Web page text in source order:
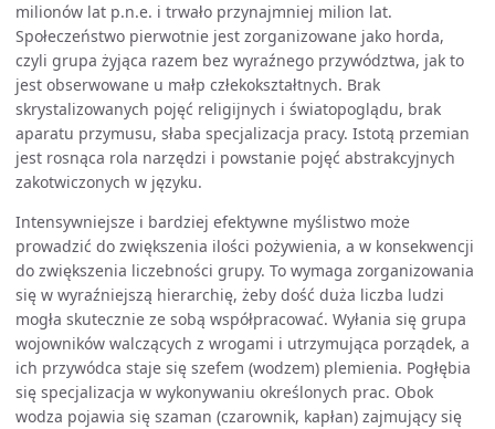
milionów lat p.n.e. i trwało przynajmniej milion lat.
Społeczeństwo pierwotnie jest zorganizowane jako horda,
czyli grupa żyjąca razem bez wyraźnego przywództwa, jak to
jest obserwowane u małp człekokształtnych. Brak
skrystalizowanych pojęć religijnych i światopoglądu, brak
aparatu przymusu, słaba specjalizacja pracy. Istotą przemian
jest rosnąca rola narzędzi i powstanie pojęć abstrakcyjnych
zakotwiczonych w języku.
Intensywniejsze i bardziej efektywne myślistwo może
prowadzić do zwiększenia ilości pożywienia, a w konsekwencji
do zwiększenia liczebności grupy. To wymaga zorganizowania
się w wyraźniejszą hierarchię, żeby dość duża liczba ludzi
mogła skutecznie ze sobą współpracować. Wyłania się grupa
wojowników walczących z wrogami i utrzymująca porządek, a
ich przywódca staje się szefem (wodzem) plemienia. Pogłębia
się specjalizacja w wykonywaniu określonych prac. Obok
wodza pojawia się szaman (czarownik, kapłan) zajmujący się